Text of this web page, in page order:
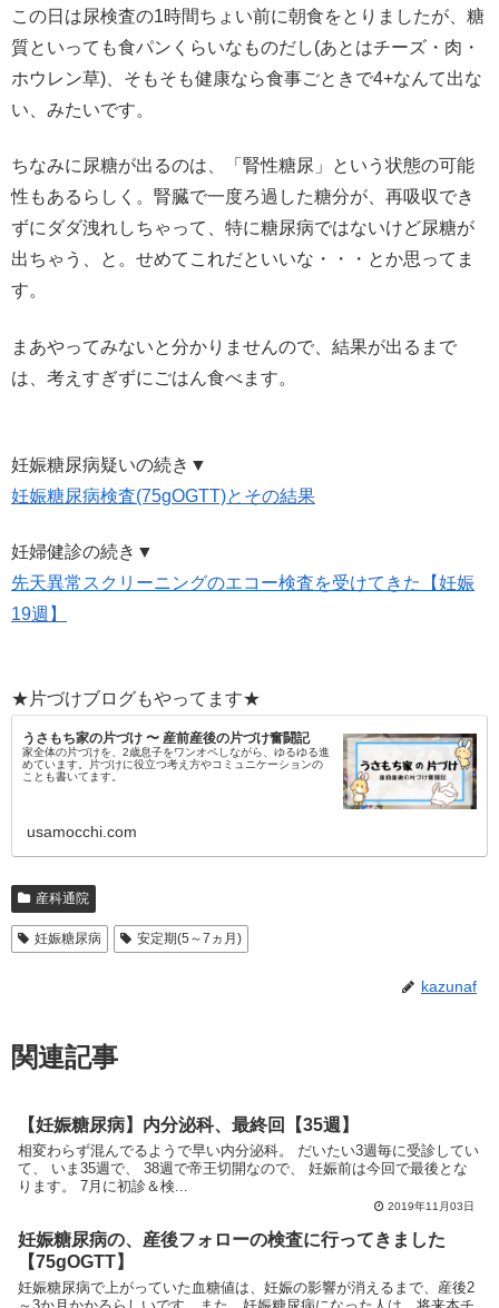
この日は尿検査の1時間ちょい前に朝食をとりましたが、糖
質といっても食パンくらいなものだし(あとはチーズ・肉・
ホウレン草)、そもそも健康なら食事ごときで4+なんて出な
い、みたいです。
ちなみに尿糖が出るのは、「腎性糖尿」という状態の可能
性もあるらしく。腎臓で一度ろ過した糖分が、再吸収でき
ずにダダ洩れしちゃって、特に糖尿病ではないけど尿糖が
出ちゃう、と。せめてこれだといいな・・・とか思ってま
す。
まあやってみないと分かりませんので、結果が出るまで
は、考えすぎずにごはん食べます。
妊娠糖尿病疑いの続き▼
妊娠糖尿病検査(75gOGTT)とその結果
妊婦健診の続き▼
先天異常スクリーニングのエコー検査を受けてきた【妊娠
19週】
★片づけブログもやってます★
うさもち家の片づけ 〜 産前産後の片づけ奮闘記
家全体の片づけを、2歳息子をワンオペしながら、ゆるゆる進
めています。片づけに役立つ考え方やコミュニケーションの
ことも書いてます。
usamocchi.com
産科通院
妊娠糖尿病 安定期(5～7ヵ月)
kazunaf
関連記事
【妊娠糖尿病】内分泌科、最終回【35週】
相変わらず混んでるようで早い内分泌科。 だいたい3週毎に受診してい
て、 いま35週で、 38週で帝王切開なので、 妊娠前は今回で最後とな
ります。 7月に初診＆検...
2019年11月03日
妊娠糖尿病の、産後フォローの検査に行ってきました
【75gOGTT】
妊娠糖尿病で上がっていた血糖値は、妊娠の影響が消えるまで、産後2